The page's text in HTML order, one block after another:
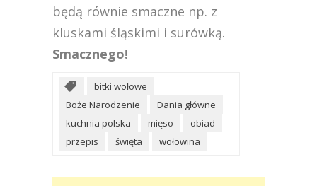
będą równie smaczne np. z
kluskami śląskimi i surówką.
Smacznego!
bitki wołowe
Boże Narodzenie
Dania główne
kuchnia polska
mięso
obiad
przepis
święta wołowina